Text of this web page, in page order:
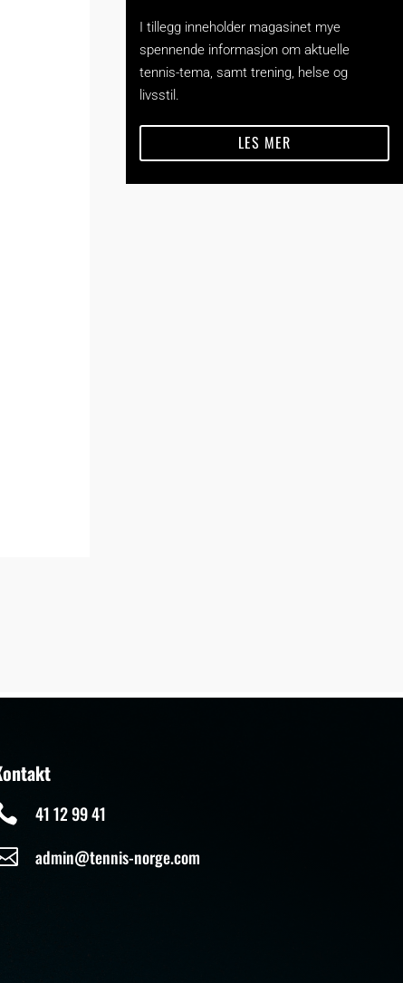
I tillegg inneholder magasinet mye
spennende informasjon om aktuelle
tennis-tema, samt trening, helse og
livsstil.
LES MER
41 12 99 41
admin@tennis-norge.com